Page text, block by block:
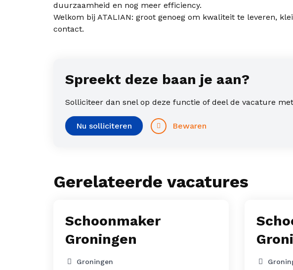
duurzaamheid en nog meer efficiency.
Welkom bij ATALIAN: groot genoeg om kwaliteit te leveren,
contact.
Spreekt deze baan je aan?
Solliciteer dan snel op deze functie of deel de vacature
Nu solliciteren Bewaren
Gerelateerde vacatures
Schoonmaker
Groningen
Groningen